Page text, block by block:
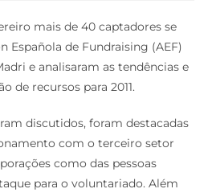
mais de 40captadoresse
Española de Fundraising (AEF)
e analisaram as tendências e
de recursos para 2011.
discutidos, foram destacadas
com o terceiro setor
como das pessoas
para o voluntariado. Além